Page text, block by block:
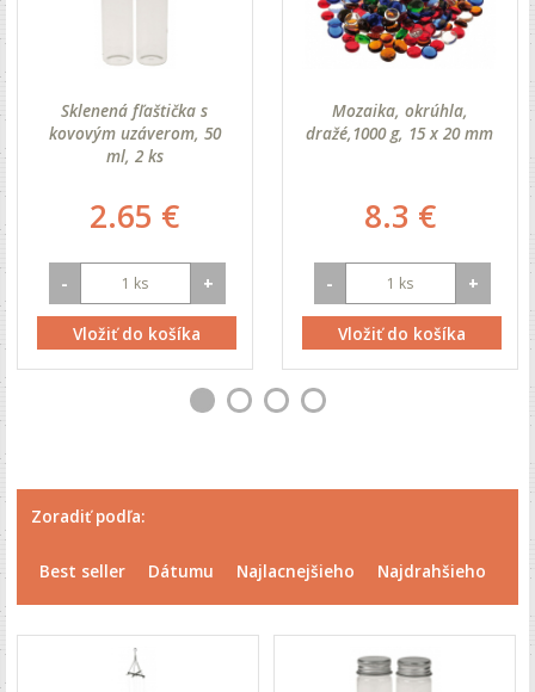
Sklenená fľaštička s
kovovým uzáverom, 50
ml, 2 ks
2.65 €
- +
Vložiť do košíka
Mozaika, okrúhla,
dražé,1000 g, 15 x 20 mm
8.3 €
- +
Vložiť do košíka
Zoradiť podľa:
Best seller Dátumu Najlacnejšieho Najdrahšieho